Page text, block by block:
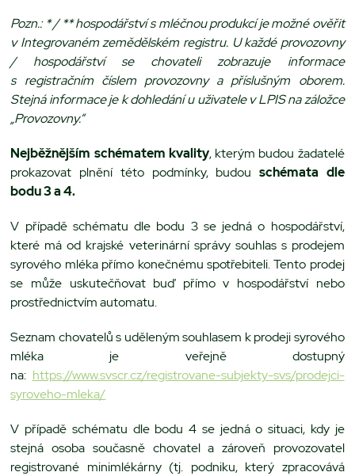
Pozn.: * / ** hospodářství s mléčnou produkcí je možné ověřit
v Integrovaném zemědělském registru. U každé provozovny
/ hospodářství se chovateli zobrazuje informace
s registračním číslem provozovny a příslušným oborem.
Stejná informace je k dohledání u uživatele v LPIS na záložce
„Provozovny.“
Nejběžnějším schématem kvality, kterým budou žadatelé
prokazovat plnění této podmínky, budou schémata dle
bodu 3 a 4.
V případě schématu dle bodu 3 se jedná o hospodářství,
které má od krajské veterinární správy souhlas s prodejem
syrového mléka přímo konečnému spotřebiteli. Tento prodej
se může uskutečňovat buď přímo v hospodářství nebo
prostřednictvím automatu.
Seznam chovatelů s uděleným souhlasem k prodeji syrového
mléka je veřejně dostupný
na: https://www.svscr.cz/registrovane-subjekty-svs/prodejci-
syroveho-mleka/
V případě schématu dle bodu 4 se jedná o situaci, kdy je
stejná osoba současně chovatel a zároveň provozovatel
registrované minimlékárny (tj. podniku, který zpracovává